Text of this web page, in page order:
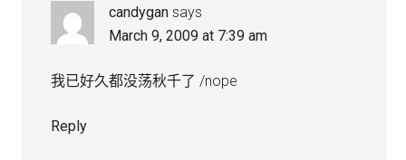
candygan says
March 9, 2009 at 7:39 am
我已好久都没荡秋千了 /nope
Reply